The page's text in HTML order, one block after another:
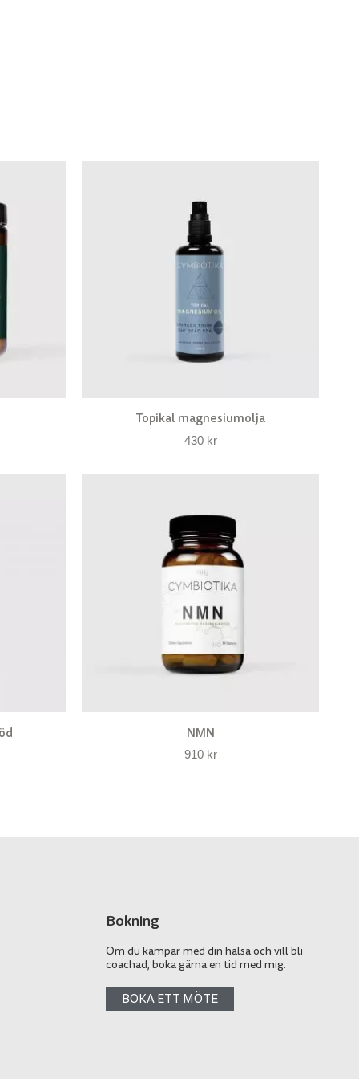
Topikal magnesiumolja
430 kr
NMN
910 kr
Bokning
Om du kämpar med din hälsa och vill bli
coachad, boka gärna en tid med mig.
BOKA ETT MÖTE